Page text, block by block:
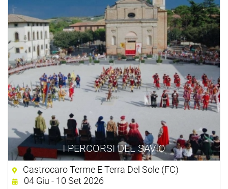
I PERCORSI DEL SAVIO
Castrocaro Terme E Terra Del Sole (FC)
04 Giu - 10 Set 2026